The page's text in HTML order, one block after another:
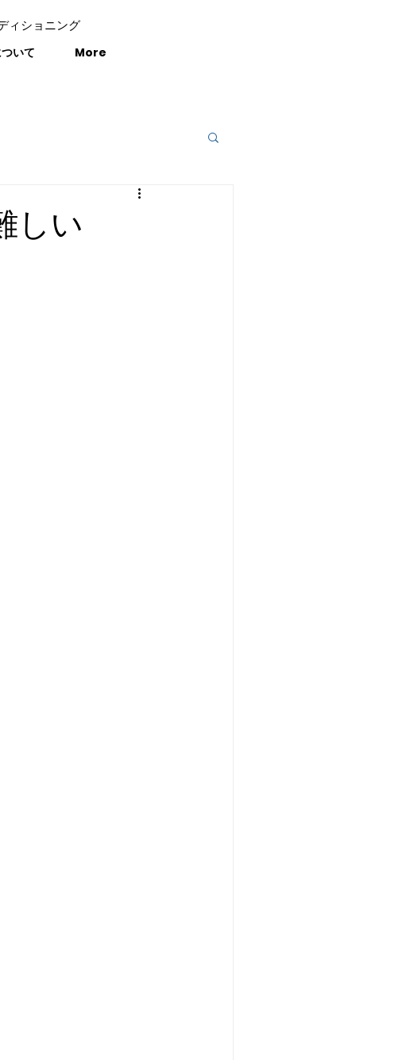
ィショニング
いて More
しい